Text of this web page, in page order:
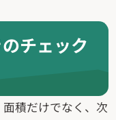
チェック
積だけでなく、次